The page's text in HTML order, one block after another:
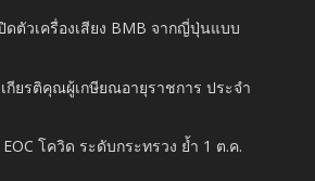
ดตัวเครื่องเสียง BMB จากญี่ปุ่นแบบ
กียรติคุณผู้เกษียณอายุราชการ ประจำ
โควิด ระดับกระทรวง ย้ำ 1 ต.ค.